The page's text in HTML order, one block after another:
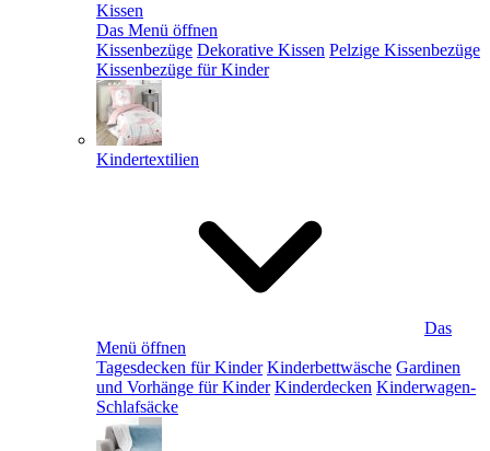
Kissen
Das Menü öffnen
Kissenbezüge Dekorative Kissen Pelzige Kissenbezüge
Kissenbezüge für Kinder
Kindertextilien
Das
Menü öffnen
Tagesdecken für Kinder Kinderbettwäsche Gardinen
und Vorhänge für Kinder Kinderdecken Kinderwagen-
Schlafsäcke